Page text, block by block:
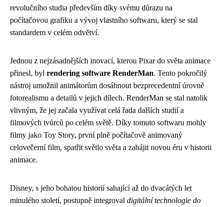
revolučního studia především díky svému důrazu na
počítačovou grafiku a vývoj vlastního softwaru, který se stal
standardem v celém odvětví.
Jednou z nejzásadnějších inovací, kterou Pixar do světa animace
přinesl, byl rendering software RenderMan. Tento pokročilý
nástroj umožnil animátorům dosáhnout bezprecedentní úrovně
fotorealismu a detailů v jejich dílech. RenderMan se stal natolik
vlivným, že jej začala využívat celá řada dalších studií a
filmových tvůrců po celém světě. Díky tomuto softwaru mohly
filmy jako Toy Story, první plně počítačově animovaný
celovečerní film, spatřit světlo světa a zahájit novou éru v historii
animace.
Disney, s jeho bohatou historií sahající až do dvacátých let
minulého století, postupně integroval digitální technologie do